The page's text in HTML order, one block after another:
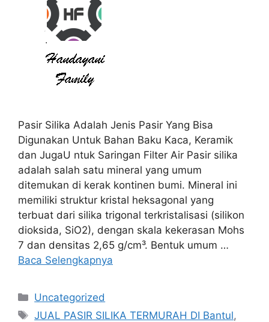
Pasir Silika Adalah Jenis Pasir Yang Bisa
Digunakan Untuk Bahan Baku Kaca, Keramik
dan JugaU ntuk Saringan Filter Air Pasir silika
adalah salah satu mineral yang umum
ditemukan di kerak kontinen bumi. Mineral ini
memiliki struktur kristal heksagonal yang
terbuat dari silika trigonal terkristalisasi (silikon
dioksida, SiO2), dengan skala kekerasan Mohs
7 dan densitas 2,65 g/cm³. Bentuk umum …
Baca Selengkapnya
Kategori
Uncategorized
Tag
JUAL PASIR SILIKA TERMURAH DI Bantul,